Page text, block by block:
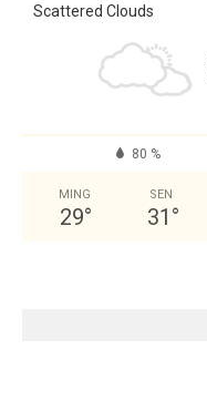
Scattered Clouds
80 %
MING
29°
SEN
31 °